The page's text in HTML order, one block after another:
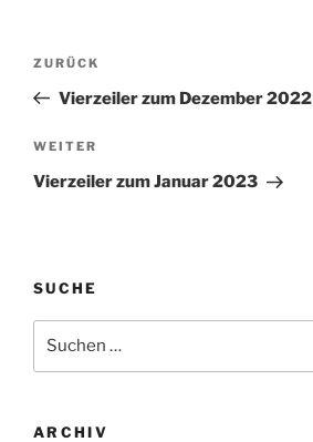
Beitragsnavigation
Vorheriger
Beitrag
ZURÜCK
Vierzeiler zum Dezember 2022
Nächster
Beitrag
WEITER
Vierzeiler zum Januar 2023
SUCHE
nach:
ARCHIV